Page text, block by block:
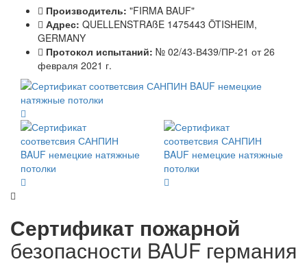
Производитель: "FIRMA BAUF"
Адрес: QUELLENSTRAßE 1475443 ÖTISHEIM,
GERMANY
Протокол испытаний: № 02/43-В439/ПР-21 от 26
февраля 2021 г.
Сертификат пожарной
безопасности BAUF германия